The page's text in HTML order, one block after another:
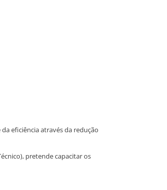
eficiência através da redução
pretende capacitar os